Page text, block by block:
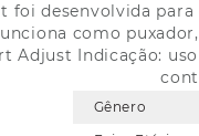
foi desenvolvida
como
Adjust Indicação:
Gênero